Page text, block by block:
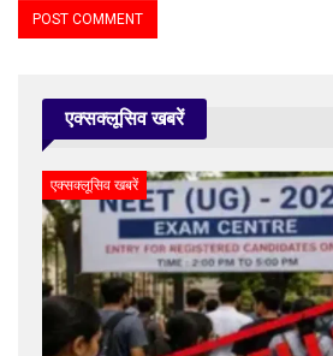
एक्सक्लूसिव खबरें
एक्सक्लूसिव खबरें